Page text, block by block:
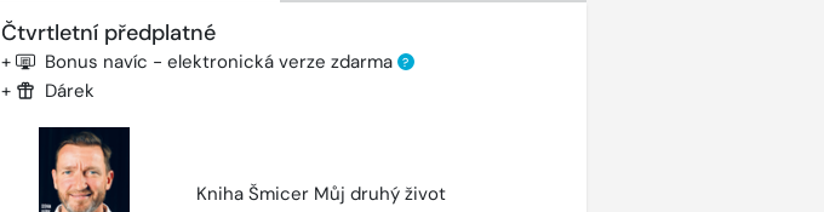
Čtvrtletní předplatné
+ Bonus navíc - elektronická verze zdarma ?
+ Dárek
Kniha Šmicer Můj druhý život